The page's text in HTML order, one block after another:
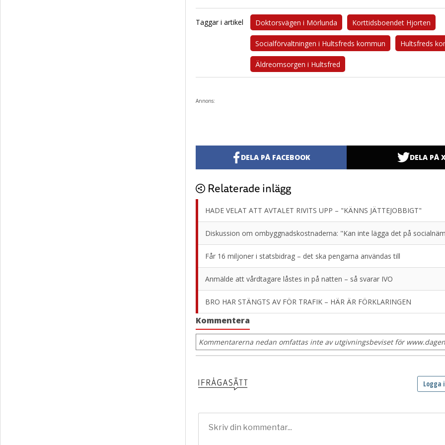
Taggar i artikel Doktorsvägen i Mörlunda Korttidsboendet Hjorten
Socialförvaltningen i Hultsfreds kommun Hultsfreds
Äldreomsorgen i Hultsfred
Annons:
DELA PÅ FACEBOOK DELA PÅ
Relaterade inlägg
HADE VELAT ATT AVTALET RIVITS UPP – "KÄNNS JÄTTEJOBBIGT"
Diskussion om ombyggnadskostnaderna: "Kan inte lägga det på
Får 16 miljoner i statsbidrag – det ska pengarna användas till
Anmälde att vårdtagare låstes in på natten – så svarar IVO
BRO HAR STÄNGTS AV FÖR TRAFIK – HÄR ÄR FÖRKLARINGEN
Kommentera
Kommentarerna nedan omfattas inte av utgivningsbeviset för